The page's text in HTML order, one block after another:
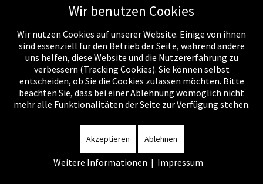
Wir benutzen Cookies
Wir nutzen Cookies auf unserer Website. Einige von ihnen
sind essenziell für den Betrieb der Seite, während andere
uns helfen, diese Website und die Nutzererfahrung zu
verbessern (Tracking Cookies). Sie können selbst
entscheiden, ob Sie die Cookies zulassen möchten. Bitte
beachten Sie, dass bei einer Ablehnung womöglich nicht
mehr alle Funktionalitäten der Seite zur Verfügung stehen.
Akzeptieren Ablehnen
Weitere Informationen | Impressum